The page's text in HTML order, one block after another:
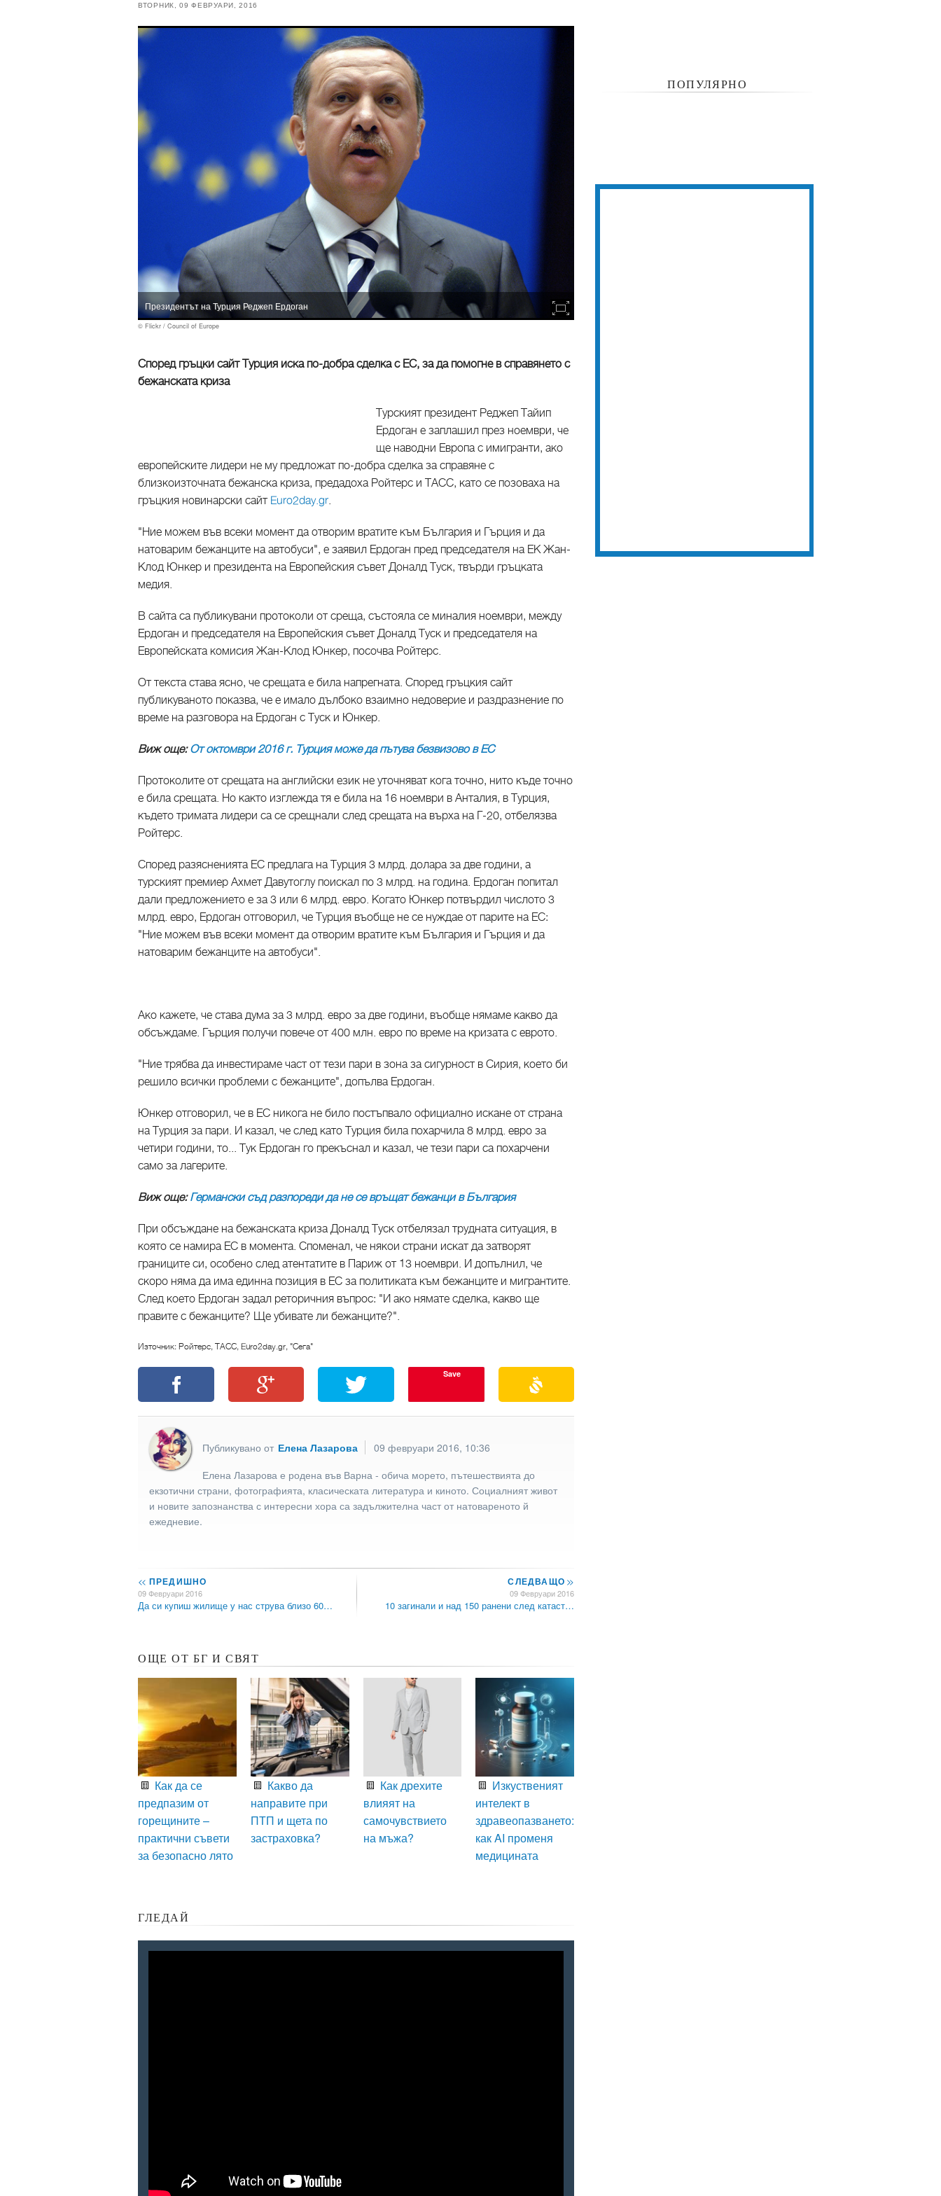
ВТОРНИК, 09 ФЕВРУАРИ, 2016
Президентът на Турция Реджеп Ердоган
© Flickr / Council of Europe
Според гръцки сайт Турция иска по-добра сделка с ЕС, за да помогне в справянето с
бежанската криза
Турският президент Реджеп Тайип
Ердоган е заплашил през ноември, че
ще наводни Европа с имигранти, ако
европейските лидери не му предложат по-добра сделка за справяне с
близкоизточната бежанска криза, предадоха Ройтерс и ТАСС, като се позоваха на
гръцкия новинарски сайт Euro2day.gr.
"Ние можем във всеки момент да отворим вратите към България и Гърция и да
натоварим бежанците на автобуси", е заявил Ердоган пред председателя на ЕК Жан-
Клод Юнкер и президента на Европейския съвет Доналд Туск, твърди гръцката
медия.
В сайта са публикувани протоколи от среща, състояла се миналия ноември, между
Ердоган и председателя на Европейския съвет Доналд Туск и председателя на
Европейската комисия Жан-Клод Юнкер, посочва Ройтерс.
От текста става ясно, че срещата е била напрегната. Според гръцкия сайт
публикуваното показва, че е имало дълбоко взаимно недоверие и раздразнение по
време на разговора на Ердоган с Туск и Юнкер.
Виж още:От октомври 2016 г. Турция може да пътува безвизово в ЕС​
Протоколите от срещата на английски език не уточняват кога точно, нито къде точно
е била срещата. Но както изглежда тя е била на 16 ноември в Анталия, в Турция,
където тримата лидери са се срещнали след срещата на върха на Г-20, отбелязва
Ройтерс.
Според разясненията ЕС предлага на Турция 3 млрд. долара за две години, а
турският премиер Ахмет Давутоглу поискал по 3 млрд. на година. Ердоган попитал
дали предложението е за 3 или 6 млрд. евро. Когато Юнкер потвърдил числото 3
млрд. евро, Ердоган отговорил, че Турция въобще не се нуждае от парите на ЕС:
"Ние можем във всеки момент да отворим вратите към България и Гърция и да
натоварим бежанците на автобуси".
Ако кажете, че става дума за 3 млрд. евро за две години, въобще нямаме какво да
обсъждаме. Гърция получи повече от 400 млн. евро по време на кризата с еврото.
"Ние трябва да инвестираме част от тези пари в зона за сигурност в Сирия, което би
решило всички проблеми с бежанците", допълва Ердоган.
Юнкер отговорил, че в ЕС никога не било постъпвало официално искане от страна
на Турция за пари. И казал, че след като Турция била похарчила 8 млрд. евро за
четири години, то... Тук Ердоган го прекъснал и казал, че тези пари са похарчени
само за лагерите.
Виж още:Германски съд разпореди да не се връщат бежанци в България​
При обсъждане на бежанската криза Доналд Туск отбелязал трудната ситуация, в
която се намира ЕС в момента. Споменал, че някои страни искат да затворят
границите си, особено след атентатите в Париж от 13 ноември. И допълнил, че
скоро няма да има единна позиция в ЕС за политиката към бежанците и мигрантите.
След което Ердоган задал реторичния въпрос: "И ако нямате сделка, какво ще
правите с бежанците? Ще убивате ли бежанците?".
Източник: Ройтерс, ТАСС, Euro2day.gr, "Сега"
Save
Публикувано от Елена Лазарова
09 февруари 2016, 10:36
Елена Лазарова е родена във Варна - обича морето, пътешествията до
екзотични страни, фотографията, класическата литература и киното. Социалният живот
и новите запознанства с интересни хора са задължителна част от натовареното й
ежедневие.
<< ПРЕДИШНО
09 Февруари 2016
Да си купиш жилище у нас струва близо 60…
СЛЕДВАЩО>>
09 Февруари 2016
10 загинали и над 150 ранени след катаст…
ОЩЕ ОТ БГ И СВЯТ
Как да се
предпазим от
горещините –
практични съвети
за безопасно лято
Какво да
направите при
ПТП и щета по
застраховка?
Как дрехите
влияят на
самочувствието
на мъжа?
Изкуственият
интелект в
здравеопазването:
как AI променя
медицината
ГЛЕДАЙ
ПОПУЛЯРНО